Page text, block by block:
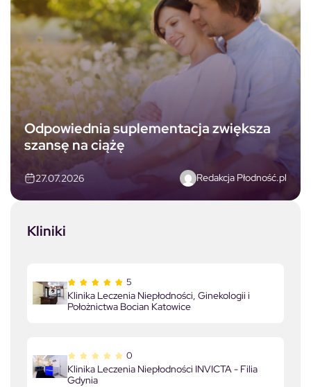
Odpowiednia suplementacja zwiększa
szansę na ciążę
27.07.2026 Redakcja Płodność.pl
Kliniki
5
Klinika Leczenia Niepłodności, Ginekologii i
Położnictwa Bocian Katowice
0
Klinika Leczenia Niepłodności INVICTA - Filia
Gdynia